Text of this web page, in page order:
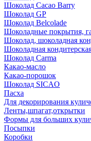
Шоколад Cacao Barry
Шоколад GP
Шоколад Belcolade
Шоколадные покрытия,
Шоколад, шоколадная
Шоколадная
Шоколад Carma
Какао-масло
Какао-порошок
Шоколад SICAO
Пасха
Для декорирования
Ленты,шпагат,открытки
Формы для больших
Посыпки
Коробки